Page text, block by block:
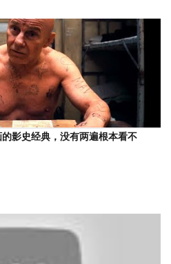
影史经典，没有两遍根本看不